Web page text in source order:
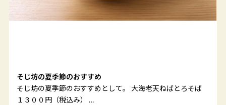
そじ坊の夏季節のおすすめ
そじ坊の夏季節のおすすめとして。 大海老天ねばとろそば
１３００円（税込み） …